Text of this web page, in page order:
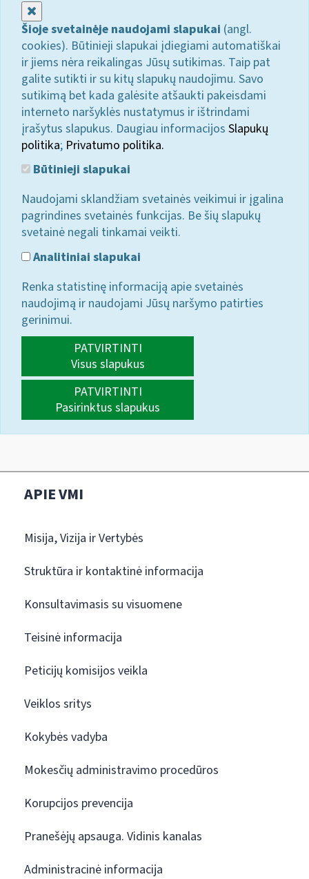
Šioje svetainėje naudojami slapukai (angl.
cookies). Būtinieji slapukai įdiegiami automatiškai
ir jiems nėra reikalingas Jūsų sutikimas. Taip pat
galite sutikti ir su kitų slapukų naudojimu. Savo
sutikimą bet kada galėsite atšaukti pakeisdami
interneto naršyklės nustatymus ir ištrindami
įrašytus slapukus. Daugiau informacijos Slapukų
politika; Privatumo politika.
Būtinieji slapukai
Naudojami sklandžiam svetainės veikimui ir įgalina
pagrindines svetainės funkcijas. Be šių slapukų
svetainė negali tinkamai veikti.
Analitiniai slapukai
Renka statistinę informaciją apie svetainės
naudojimą ir naudojami Jūsų naršymo patirties
gerinimui.
PATVIRTINTI
Visus slapukus
PATVIRTINTI
Pasirinktus slapukus
APIE VMI
Misija, Vizija ir Vertybės
Struktūra ir kontaktinė informacija
Konsultavimasis su visuomene
Teisinė informacija
Peticijų komisijos veikla
Veiklos sritys
Kokybės vadyba
Mokesčių administravimo procedūros
Korupcijos prevencija
Pranešėjų apsauga. Vidinis kanalas
Administracinė informacija